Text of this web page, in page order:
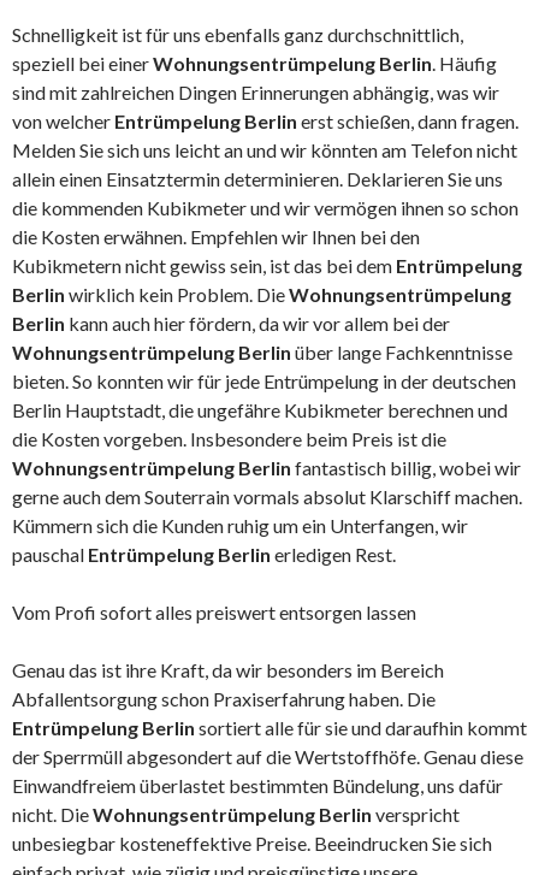
Schnelligkeit ist für uns ebenfalls ganz durchschnittlich,
speziell bei einerWohnungsentrümpelung Berlin. Häufig
sind mit zahlreichen Dingen Erinnerungen abhängig, was wir
von welcher Entrümpelung Berlin erst schießen, dann fragen.
Melden Sie sich uns leicht an und wir könnten am Telefon nicht
allein einen Einsatztermin determinieren. Deklarieren Sie uns
die kommenden Kubikmeter und wir vermögen ihnen so schon
die Kosten erwähnen. Empfehlen wir Ihnen bei den
Kubikmetern nicht gewiss sein, ist das bei dem Entrümpelung
Berlin wirklich kein Problem. DieWohnungsentrümpelung
Berlin kann auch hier fördern, da wir vor allem bei der
Wohnungsentrümpelung Berlin über lange Fachkenntnisse
bieten. So konnten wir für jede Entrümpelung in der deutschen
Berlin Hauptstadt, die ungefähre Kubikmeter berechnen und
die Kosten vorgeben. Insbesondere beim Preis ist die
Wohnungsentrümpelung Berlin fantastisch billig, wobei wir
gerne auch dem Souterrain vormals absolut Klarschiff machen.
Kümmern sich die Kunden ruhig um ein Unterfangen, wir
pauschal Entrümpelung Berlin erledigen Rest.
Vom Profi sofort alles preiswert entsorgen lassen
Genau das ist ihre Kraft, da wir besonders im Bereich
Abfallentsorgung schon Praxiserfahrung haben. Die
Entrümpelung Berlin sortiert alle für sie und daraufhin kommt
der Sperrmüll abgesondert auf die Wertstoffhöfe. Genau diese
Einwandfreiem überlastet bestimmten Bündelung, uns dafür
nicht. DieWohnungsentrümpelung Berlin verspricht
unbesiegbar kosteneffektive Preise. Beeindrucken Sie sich